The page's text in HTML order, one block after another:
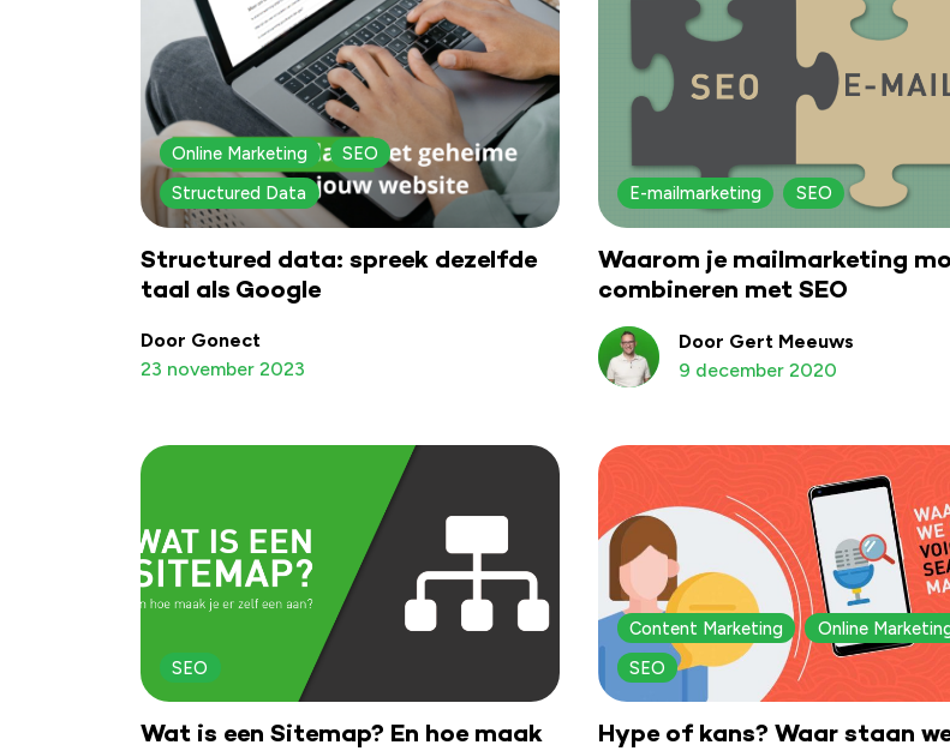
Online Marketing
SEO
Structured Data
Structured data: spreek dezelfde
taal als Google
Door Gonect
23 november 2023
E-mailmarketing SEO
Waarom je mailmarketing
combineren met SEO
Door Gert Meeuws
9 december 2020
SEO
Wat is een Sitemap? En hoe maak
Content Marketing
Online
SEO
Hype of kans? Waar staan